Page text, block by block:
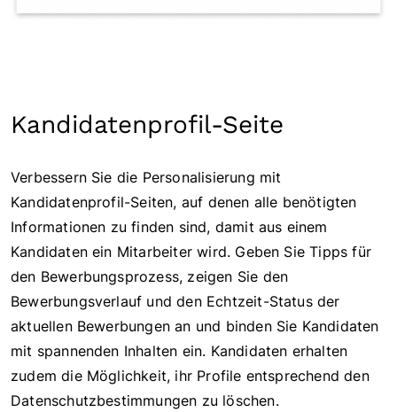
Kandidatenprofil-Seite
Verbessern Sie die Personalisierung mit
Kandidatenprofil-Seiten, auf denen alle benötigten
Informationen zu finden sind, damit aus einem
Kandidaten ein Mitarbeiter wird. Geben Sie Tipps für
den Bewerbungsprozess, zeigen Sie den
Bewerbungsverlauf und den Echtzeit-Status der
aktuellen Bewerbungen an und binden Sie Kandidaten
mit spannenden Inhalten ein. Kandidaten erhalten
zudem die Möglichkeit, ihr Profile entsprechend den
Datenschutzbestimmungen zu löschen.